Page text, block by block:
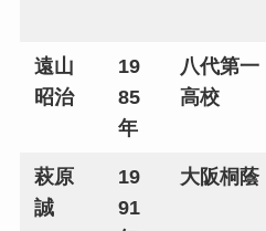
遠山
昭治
19
85
年
八代第一
高校
萩原
誠
19
91
大阪桐蔭